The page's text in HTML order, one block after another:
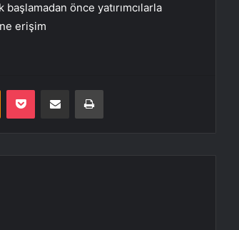
önce yatırımcılarla
erişim
Odnoklassniki
Pocket E-Posta ile paylaş Yazdır